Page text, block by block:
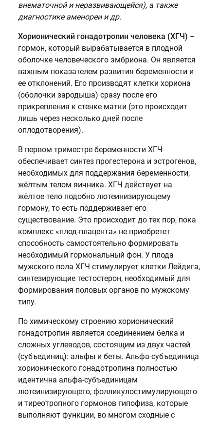
внематочной и неразвивающейся), а также
диагностике аменореи и др.
Хорионический гонадотропин человека (ХГЧ) –
гормон, который вырабатывается в плодной
оболочке человеческого эмбриона. Он является
важным показателем развития беременности и
ее отклонений. Его производят клетки хориона
(оболочки зародыша) сразу после его
прикрепления к стенке матки (это происходит
лишь через несколько дней после
оплодотворения).
В первом триместре беременности ХГЧ
обеспечивает синтез прогестерона и эстрогенов,
необходимых для поддержания беременности,
жёлтым телом яичника. ХГЧ действует на
жёлтое тело подобно лютеинизирующему
гормону, то есть поддерживает его
существование. Это происходит до тех пор, пока
комплекс «плод-плацента» не приобретет
способность самостоятельно формировать
необходимый гормональный фон. У плода
мужского пола ХГЧ стимулирует клетки Лейдига,
синтезирующие тестостерон, необходимый для
формирования половых органов по мужскому
типу.
По химическому строению хорионический
гонадотропин является соединением белка и
сложных углеводов, состоящим из двух частей
(субъединиц): альфы и беты. Альфа-субъединица
хорионического гонадотропина полностью
идентична альфа-субъединицам
лютеинизирующего, фолликулостимулирующего
и тиреотропного гормонов гипофиза, которые
выполняют функции, во многом сходные с